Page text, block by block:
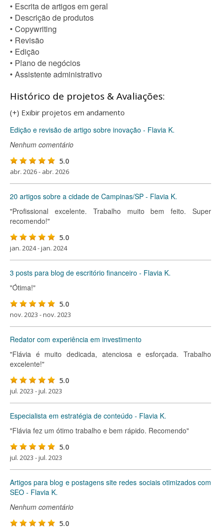
• Escrita de artigos em geral
• Descrição de produtos
• Copywriting
• Revisão
• Edição
• Plano de negócios
• Assistente administrativo
Histórico de projetos & Avaliações:
(+) Exibir projetos em andamento
Edição e revisão de artigo sobre inovação - Flavia K.
Nenhum comentário
5.0
abr. 2026 - abr. 2026
20 artigos sobre a cidade de Campinas/SP - Flavia K.
"Profissional excelente. Trabalho muito bem feito. Super
recomendo!"
5.0
jan. 2024 - jan. 2024
3 posts para blog de escritório financeiro - Flavia K.
"Ótima!"
5.0
nov. 2023 - nov. 2023
Redator com experiência em investimento
"Flávia é muito dedicada, atenciosa e esforçada. Trabalho
excelente!"
5.0
jul. 2023 - jul. 2023
Especialista em estratégia de conteúdo - Flavia K.
"Flávia fez um ótimo trabalho e bem rápido. Recomendo"
5.0
jul. 2023 - jul. 2023
Artigos para blog e postagens site redes sociais otimizados com
SEO - Flavia K.
Nenhum comentário
5.0